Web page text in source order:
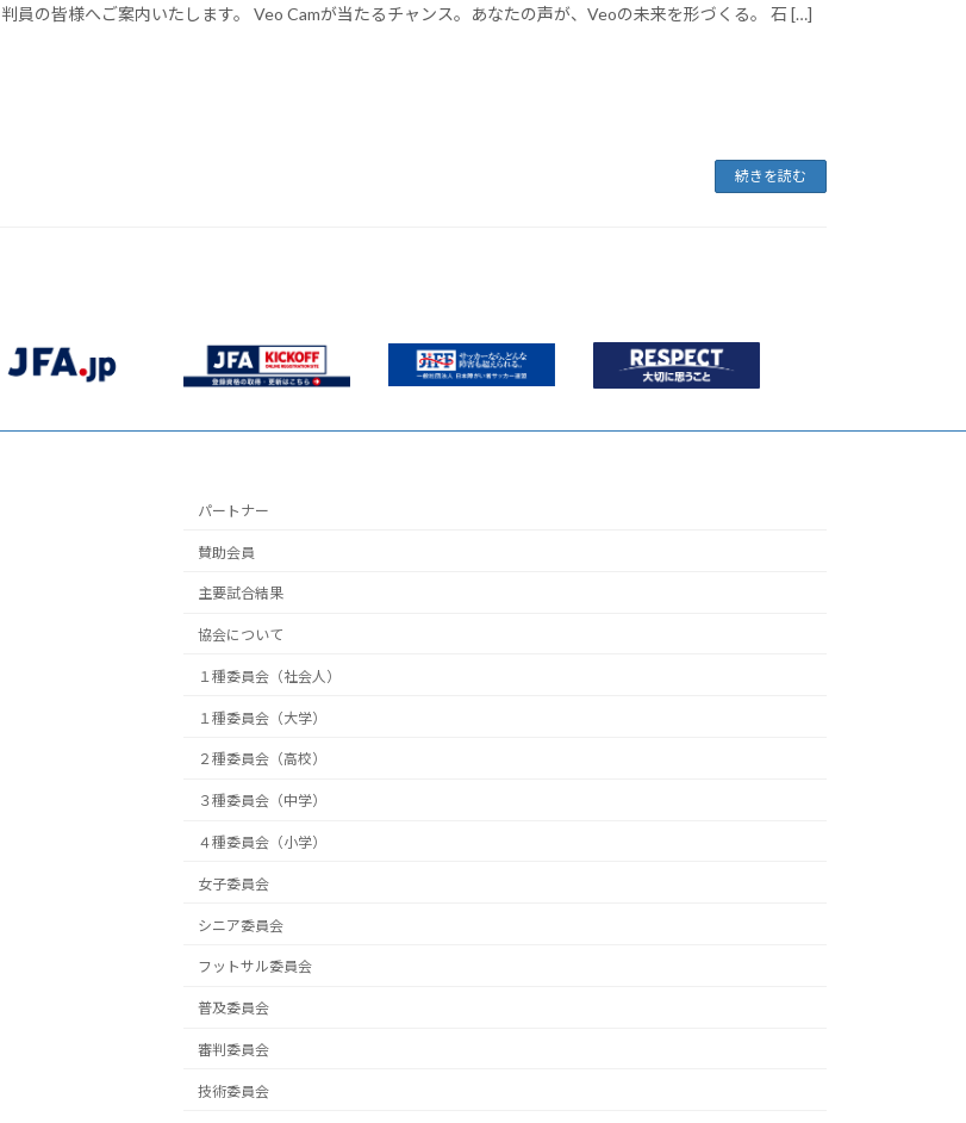
判員の皆様へご案内いたします。 Veo Camが当たるチャンス。あなたの声が、Veoの未来を形づくる。 石 […]
続きを読む
パートナー
賛助会員
主要試合結果
協会について
１種委員会（社会人）
１種委員会（大学）
２種委員会（高校）
３種委員会（中学）
４種委員会（小学）
女子委員会
シニア委員会
フットサル委員会
普及委員会
審判委員会
技術委員会